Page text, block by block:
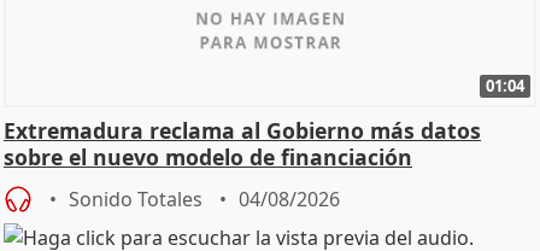
01:04
Extremadura reclama al Gobierno más datos
sobre el nuevo modelo de financiación
Sonido Totales 04/08/2026